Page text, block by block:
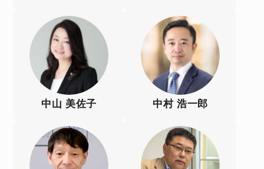
中山 美佐子 中村 浩一郎